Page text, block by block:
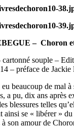
– Choron
souple –
– préface de Jackie
de mal à
a pu, dix ans après
blessures telles
ainsi se « libérer »
son amour de